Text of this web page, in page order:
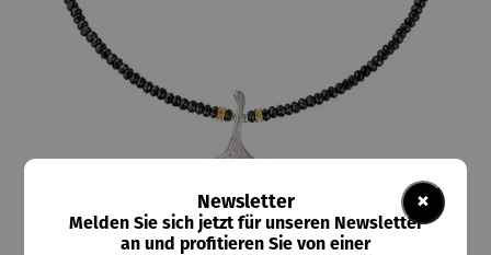
×
Newsletter
Melden Sie sich jetzt für unseren Newsletter
an und profitieren Sie von einer